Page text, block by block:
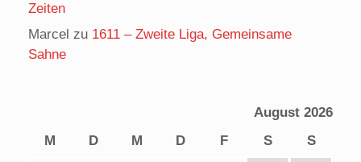
Zeiten
Marcel zu 1611 – Zweite Liga, Gemeinsame
Sahne
August 2026
M
D M D F S
S